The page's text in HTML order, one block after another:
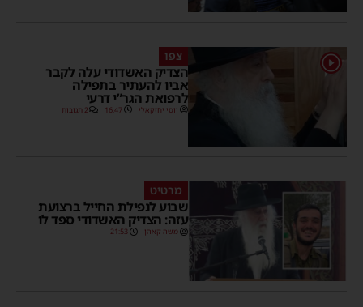
1 צפו
הצדיק האשדודי עלה לקבר
אביו להעתיר בתפילה
לרפואת הגר”י דרעי
יוסי יחזקאלי 16:47 2 תגובות
מרטיט
שבוע לנפילת החייל ברצועת
עזה: הצדיק האשדודי ספד לו
משה קאהן 21:53